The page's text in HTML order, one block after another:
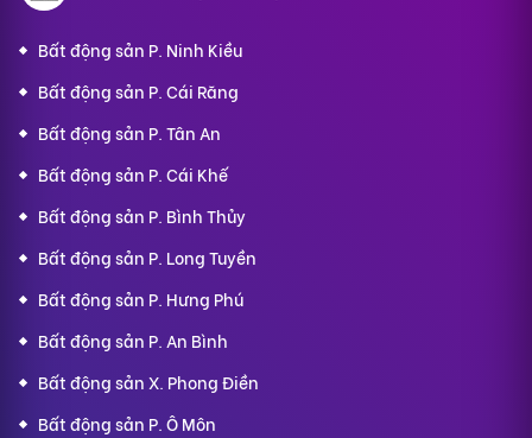
Bất động sản P. Ninh Kiều
Bất động sản P. Cái Răng
Bất động sản P. Tân An
Bất động sản P. Cái Khế
Bất động sản P. Bình Thủy
Bất động sản P. Long Tuyền
Bất động sản P. Hưng Phú
Bất động sản P. An Bình
Bất động sản X. Phong Điền
Bất động sản P. Ô Môn